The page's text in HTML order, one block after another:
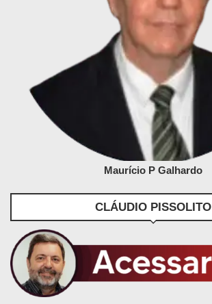
Maurício P Galhardo
CLÁUDIO PISSOLITO